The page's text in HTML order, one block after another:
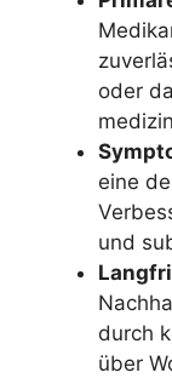
oder
eine
und
durch
über